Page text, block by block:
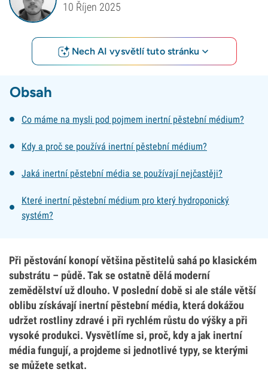
10 Říjen 2025
Nech AI vysvětlí tuto stránku
Obsah
Co máme na mysli pod pojmem inertní pěstební médium?
Kdy a proč se používá inertní pěstební médium?
Jaká inertní pěstební média se používají nejčastěji?
Které inertní pěstební médium pro který hydroponický
systém?
Při pěstování konopí většina pěstitelů sahá po klasickém
substrátu – půdě. Tak se ostatně dělá moderní
zemědělství už dlouho. V poslední době si ale stále větší
oblibu získávají inertní pěstební média, která dokážou
udržet rostliny zdravé i při rychlém růstu do výšky a při
vysoké produkci. Vysvětlíme si, proč, kdy a jak inertní
média fungují, a projdeme si jednotlivé typy, se kterými
se můžete setkat.